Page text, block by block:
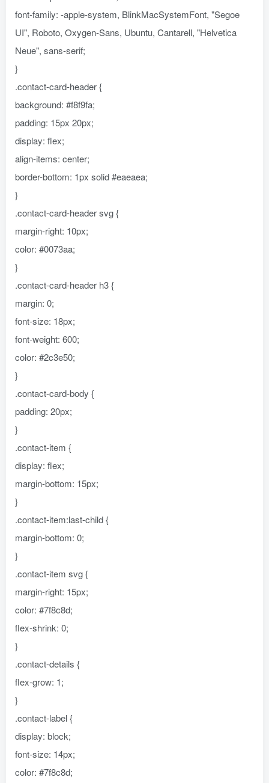
font-family: -apple-system, BlinkMacSystemFont, "Segoe
UI", Roboto, Oxygen-Sans, Ubuntu, Cantarell, "Helvetica
Neue", sans-serif;
}
.contact-card-header {
background: #f8f9fa;
padding: 15px 20px;
display: flex;
align-items: center;
border-bottom: 1px solid #eaeaea;
}
.contact-card-header svg {
margin-right: 10px;
color: #0073aa;
}
.contact-card-header h3 {
margin: 0;
font-size: 18px;
font-weight: 600;
color: #2c3e50;
}
.contact-card-body {
padding: 20px;
}
.contact-item {
display: flex;
margin-bottom: 15px;
}
.contact-item:last-child {
margin-bottom: 0;
}
.contact-item svg {
margin-right: 15px;
color: #7f8c8d;
flex-shrink: 0;
}
.contact-details {
flex-grow: 1;
}
.contact-label {
display: block;
font-size: 14px;
color: #7f8c8d;